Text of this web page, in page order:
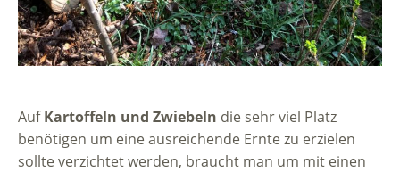
AufKartoffeln und Zwiebeln die sehr viel Platz
benötigen um eine ausreichende Ernte zu erzielen
sollte verzichtet werden, braucht man um mit einen